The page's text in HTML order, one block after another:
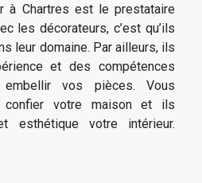
à Chartres est le prestataire
les décorateurs, c’est qu’ils
leur domaine. Par ailleurs, ils
et des compétences
embellir vos pièces. Vous
confier votre maison et ils
esthétique votre intérieur.